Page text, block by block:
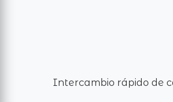
Intercambio rápido de